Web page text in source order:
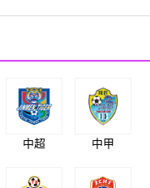
中超 中甲